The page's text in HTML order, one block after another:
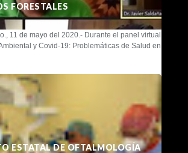
FORESTALES
11 de mayo del 2020.- Durante el panel virtual
y Covid-19: Problemáticas de Salud en
ESTATAL DE OFTALMOLOGÍA